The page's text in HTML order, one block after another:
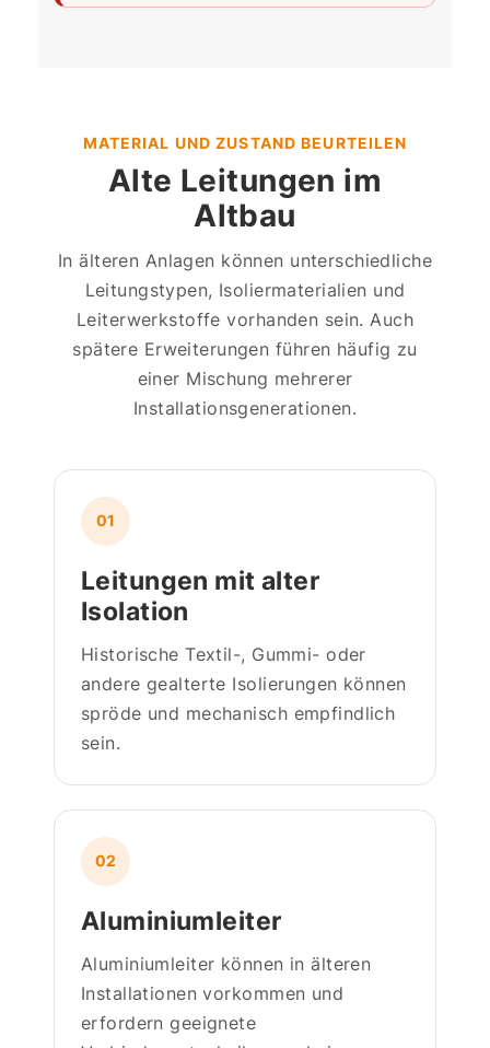
MATERIAL UND ZUSTAND BEURTEILEN
Alte Leitungen im
Altbau
In älteren Anlagen können unterschiedliche
Leitungstypen, Isoliermaterialien und
Leiterwerkstoffe vorhanden sein. Auch
spätere Erweiterungen führen häufig zu
einer Mischung mehrerer
Installationsgenerationen.
01
Leitungen mit alter
Isolation
Historische Textil-, Gummi- oder
andere gealterte Isolierungen können
spröde und mechanisch empfindlich
sein.
02
Aluminiumleiter
Aluminiumleiter können in älteren
Installationen vorkommen und
erfordern geeignete